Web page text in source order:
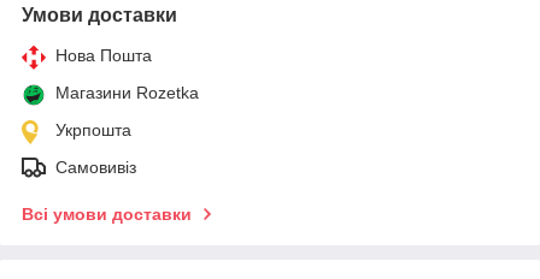
Умови доставки
Нова Пошта
Магазини Rozetka
Укрпошта
Самовивіз
Всі умови доставки